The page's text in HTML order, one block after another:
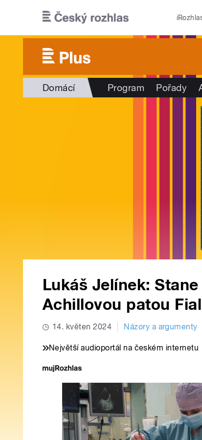
Domácí Program Pořady
Lukáš Jelínek:
Achillovou patou
14. květen 2024 Názory a argumenty
Největší audioportál na českém internetu